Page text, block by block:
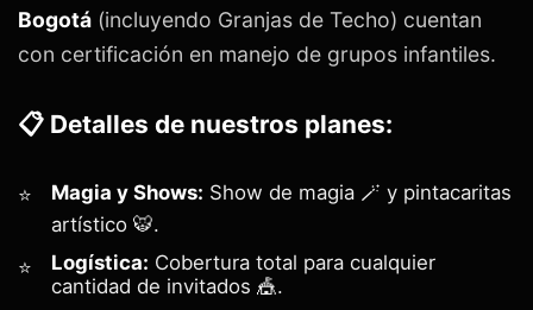
Bogotá (incluyendo Granjas de Techo) cuentan
con certificación en manejo de grupos infantiles.
📋 Detalles de nuestros planes:
Magia y Shows: Show de magia 🪄 y pintacaritas
artístico 🐯.
Logística: Cobertura total para cualquier
cantidad de invitados 🎪.